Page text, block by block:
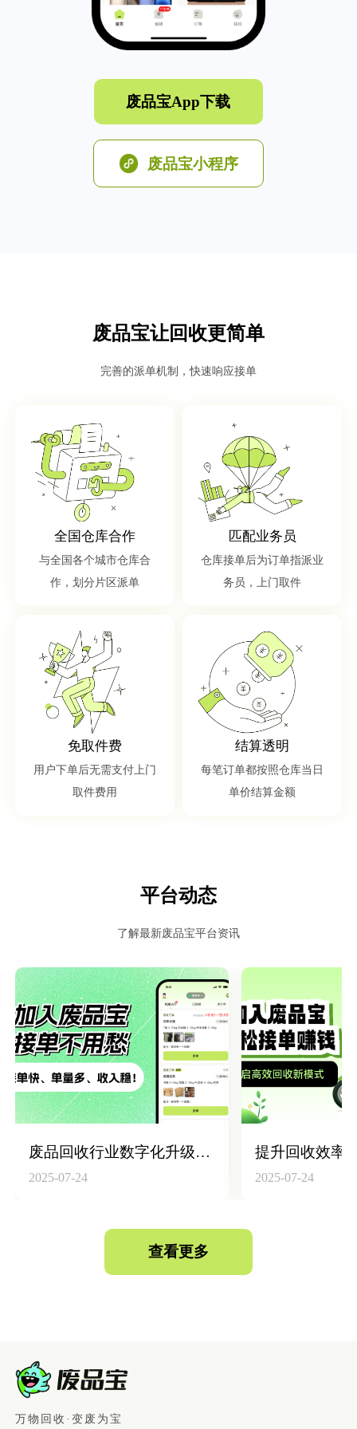
废品宝App下载
废品宝小程序
废品宝让回收更简单
完善的派单机制，快速响应接单
全国仓库合作
与全国各个城市仓库合
作，划分片区派单
匹配业务员
仓库接单后为订单指派业
务员，上门取件
免取件费
用户下单后无需支付上门
取件费用
结算透明
每笔订单都按照仓库当日
单价结算金额
平台动态
了解最新废品宝平台资讯
废品回收行业数字化升级：构建“回收员+平台+仓库”高效联动体系
2025-07-24 2025-07-24
查看更多
万物回收·变废为宝